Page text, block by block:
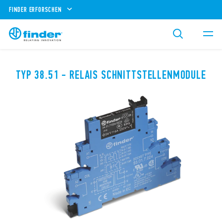
FINDER ERFORSCHEN
TYP 38.51 - RELAIS SCHNITTSTELLENMODULE